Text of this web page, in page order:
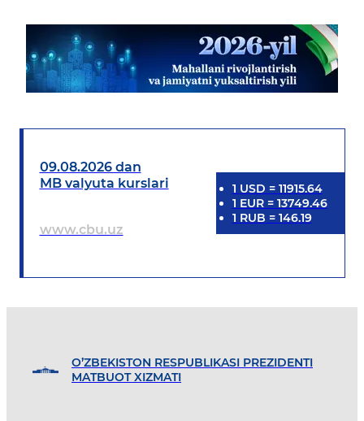
09.08.2026 dan
MB valyuta kurslari
www.cbu.uz
1 USD = 11915.64
1 EUR= 13749.46
1 RUB = 146.19
O’ZBEKISTON RESPUBLIKASI PREZIDENTI
MATBUOT XIZMATI